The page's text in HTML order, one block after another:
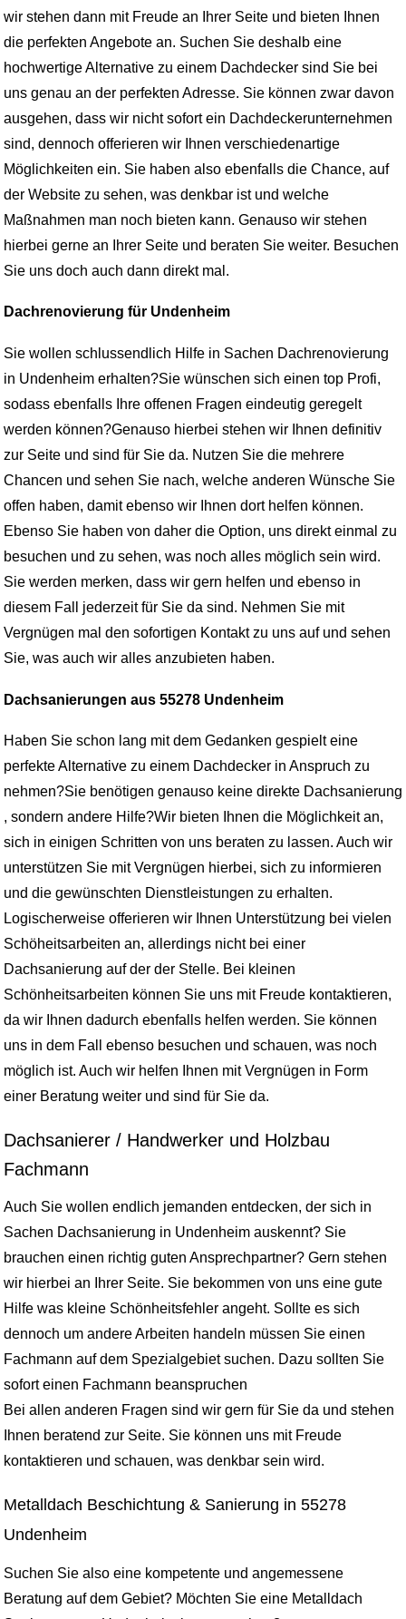
wir stehen dann mit Freude an Ihrer Seite und bieten Ihnen
die perfekten Angebote an. Suchen Sie deshalb eine
hochwertige Alternative zu einem Dachdecker sind Sie bei
uns genau an der perfekten Adresse. Sie können zwar davon
ausgehen, dass wir nicht sofort ein Dachdeckerunternehmen
sind, dennoch offerieren wir Ihnen verschiedenartige
Möglichkeiten ein. Sie haben also ebenfalls die Chance, auf
der Website zu sehen, was denkbar ist und welche
Maßnahmen man noch bieten kann. Genauso wir stehen
hierbei gerne an Ihrer Seite und beraten Sie weiter. Besuchen
Sie uns doch auch dann direkt mal.
Dachrenovierung für Undenheim
Sie wollen schlussendlich Hilfe in Sachen Dachrenovierung
in Undenheim erhalten?Sie wünschen sich einen top Profi,
sodass ebenfalls Ihre offenen Fragen eindeutig geregelt
werden können?Genauso hierbei stehen wir Ihnen definitiv
zur Seite und sind für Sie da. Nutzen Sie die mehrere
Chancen und sehen Sie nach, welche anderen Wünsche Sie
offen haben, damit ebenso wir Ihnen dort helfen können.
Ebenso Sie haben von daher die Option, uns direkt einmal zu
besuchen und zu sehen, was noch alles möglich sein wird.
Sie werden merken, dass wir gern helfen und ebenso in
diesem Fall jederzeit für Sie da sind. Nehmen Sie mit
Vergnügen mal den sofortigen Kontakt zu uns auf und sehen
Sie, was auch wir alles anzubieten haben.
Dachsanierungen aus 55278 Undenheim
Haben Sie schon lang mit dem Gedanken gespielt eine
perfekte Alternative zu einem Dachdecker in Anspruch zu
nehmen?Sie benötigen genauso keine direkte Dachsanierung
, sondern andere Hilfe?Wir bieten Ihnen die Möglichkeit an,
sich in einigen Schritten von uns beraten zu lassen. Auch wir
unterstützen Sie mit Vergnügen hierbei, sich zu informieren
und die gewünschten Dienstleistungen zu erhalten.
Logischerweise offerieren wir Ihnen Unterstützung bei vielen
Schöheitsarbeiten an, allerdings nicht bei einer
Dachsanierung auf der der Stelle. Bei kleinen
Schönheitsarbeiten können Sie uns mit Freude kontaktieren,
da wir Ihnen dadurch ebenfalls helfen werden. Sie können
uns in dem Fall ebenso besuchen und schauen, was noch
möglich ist. Auch wir helfen Ihnen mit Vergnügen in Form
einer Beratung weiter und sind für Sie da.
Dachsanierer / Handwerker und Holzbau
Fachmann
Auch Sie wollen endlich jemanden entdecken, der sich in
Sachen Dachsanierung in Undenheim auskennt? Sie
brauchen einen richtig guten Ansprechpartner? Gern stehen
wir hierbei an Ihrer Seite. Sie bekommen von uns eine gute
Hilfe was kleine Schönheitsfehler angeht. Sollte es sich
dennoch um andere Arbeiten handeln müssen Sie einen
Fachmann auf dem Spezialgebiet suchen. Dazu sollten Sie
sofort einen Fachmann beanspruchen
Bei allen anderen Fragen sind wir gern für Sie da und stehen
Ihnen beratend zur Seite. Sie können uns mit Freude
kontaktieren und schauen, was denkbar sein wird.
Metalldach Beschichtung & Sanierung in 55278
Undenheim
Suchen Sie also eine kompetente und angemessene
Beratung auf dem Gebiet? Möchten Sie eine Metalldach